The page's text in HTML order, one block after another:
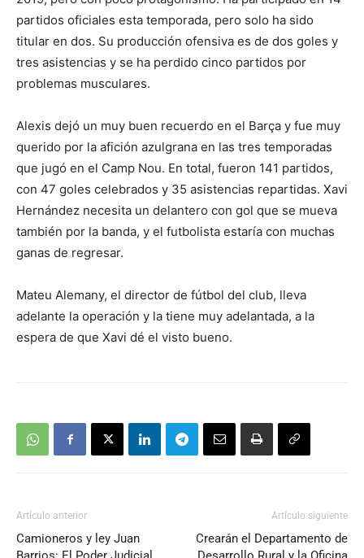
partidos oficiales esta temporada, pero solo ha sido
titular en dos. Su producción ofensiva es de dos goles y
tres asistencias y se ha perdido cinco partidos por
problemas musculares.
Alexis dejó un muy buen recuerdo en el Barça y fue muy
querido por la afición azulgrana en las tres temporadas
que jugó en el Camp Nou. En total, fueron 141 partidos,
con 47 goles celebrados y 35 asistencias repartidas. Xavi
Hernández necesita un delantero con gol que se mueva
también por la banda, y el futbolista estaría con muchas
ganas de regresar.
Mateu Alemany, el director de fútbol del club, lleva
adelante la operación y la tiene muy adelantada, a la
espera de que Xavi dé el visto bueno.
Artículo anterior
Camioneros y ley Juan
Artículo siguiente
Crearán el Departamento de